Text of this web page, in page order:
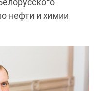
нефти и химии